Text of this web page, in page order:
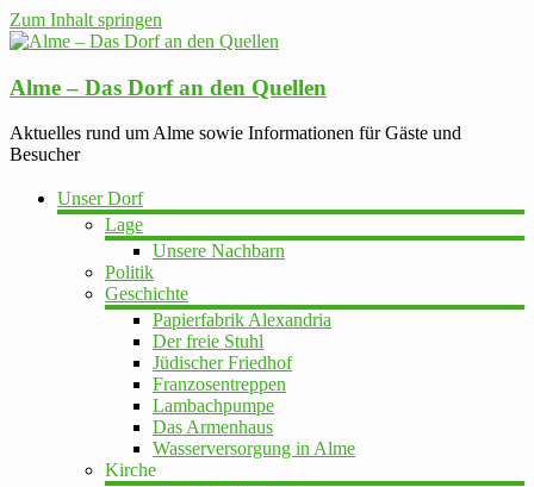
Zum Inhalt springen
Alme – Das Dorf an den Quellen
Aktuelles rund um Alme sowie Informationen für Gäste und
Besucher
Unser Dorf
Lage
Unsere Nachbarn
Politik
Geschichte
Papierfabrik Alexandria
Der freie Stuhl
Jüdischer Friedhof
Franzosentreppen
Lambachpumpe
Das Armenhaus
Wasserversorgung in Alme
Kirche